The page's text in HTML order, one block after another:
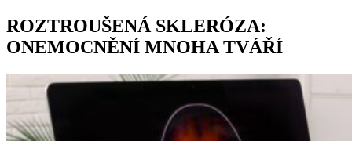
ROZTROUŠENÁ SKLERÓZA:
ONEMOCNĚNÍ MNOHA TVÁŘÍ